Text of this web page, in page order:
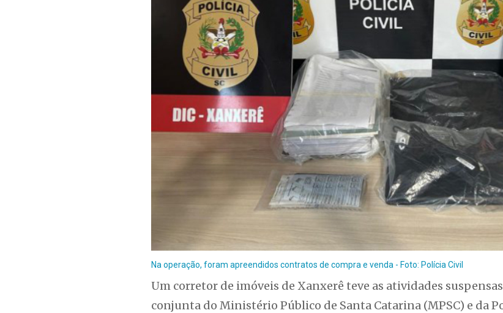
Na operação, foram apreendidos contratos de compra e venda - Foto: Polícia Civil
Um corretor de imóveis de Xanxerê teve as atividades
conjunta do Ministério Público de Santa Catarina (MPSC) e da